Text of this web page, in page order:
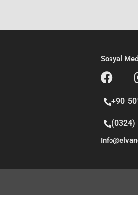
Sosyal
+90
(0324)